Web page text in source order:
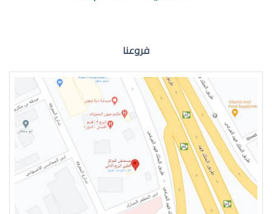
ضعف نظر في العين اليسرى
فروعنا